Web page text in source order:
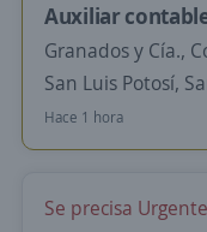
Auxiliar
Granados y Cía.,
San Luis Potosí,
Hace 1 hora
Se precisa Urgente